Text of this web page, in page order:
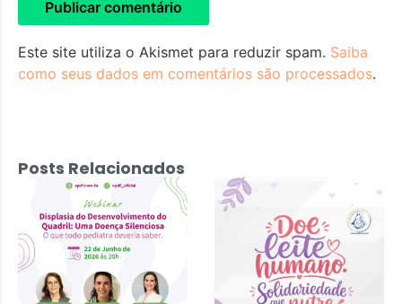
Este site utiliza o Akismet para reduzir spam. Saiba
como seus dados em comentários são processados.
Posts Relacionados
Displasia do
Desenvolvimento
do Quadril: Uma
Silenciosa – 22
de junho 2026 às